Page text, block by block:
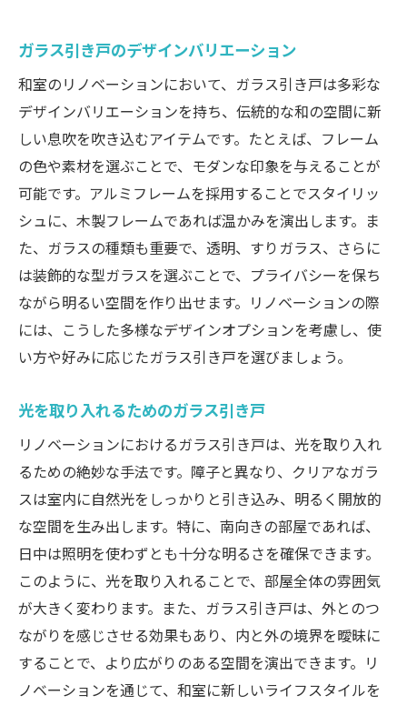
ガラス引き戸のデザインバリエーション
和室のリノベーションにおいて、ガラス引き戸は多彩な
デザインバリエーションを持ち、伝統的な和の空間に新
しい息吹を吹き込むアイテムです。たとえば、フレーム
の色や素材を選ぶことで、モダンな印象を与えることが
可能です。アルミフレームを採用することでスタイリッ
シュに、木製フレームであれば温かみを演出します。ま
た、ガラスの種類も重要で、透明、すりガラス、さらに
は装飾的な型ガラスを選ぶことで、プライバシーを保ち
ながら明るい空間を作り出せます。リノベーションの際
には、こうした多様なデザインオプションを考慮し、使
い方や好みに応じたガラス引き戸を選びましょう。
光を取り入れるためのガラス引き戸
リノベーションにおけるガラス引き戸は、光を取り入れ
るための絶妙な手法です。障子と異なり、クリアなガラ
スは室内に自然光をしっかりと引き込み、明るく開放的
な空間を生み出します。特に、南向きの部屋であれば、
日中は照明を使わずとも十分な明るさを確保できます。
このように、光を取り入れることで、部屋全体の雰囲気
が大きく変わります。また、ガラス引き戸は、外とのつ
ながりを感じさせる効果もあり、内と外の境界を曖昧に
することで、より広がりのある空間を演出できます。リ
ノベーションを通じて、和室に新しいライフスタイルを